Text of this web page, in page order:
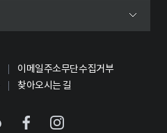
이메일주소무단수집거부
찾아오시는 길